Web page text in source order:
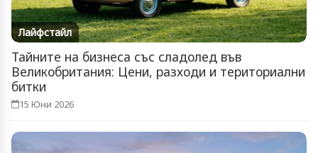
Лайфстайл
Тайните на бизнеса със сладолед във
Великобритания: Цени, разходи и териториални
битки
15 Юни 2026